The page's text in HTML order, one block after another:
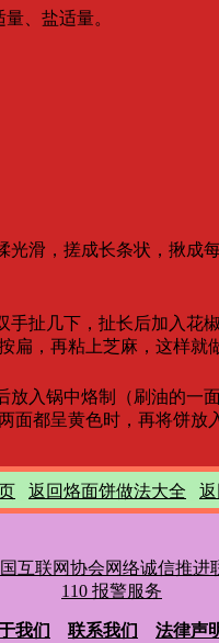
、盐适量。
滑，搓成长条状，揪成
手扯几下，扯长后加入花
，再粘上芝麻，这样就
放入锅中烙制（刷油的一
都呈黄色时，再将饼放入
返回烙面饼做法大全
110 报警服务
我们 联系我们 法律声